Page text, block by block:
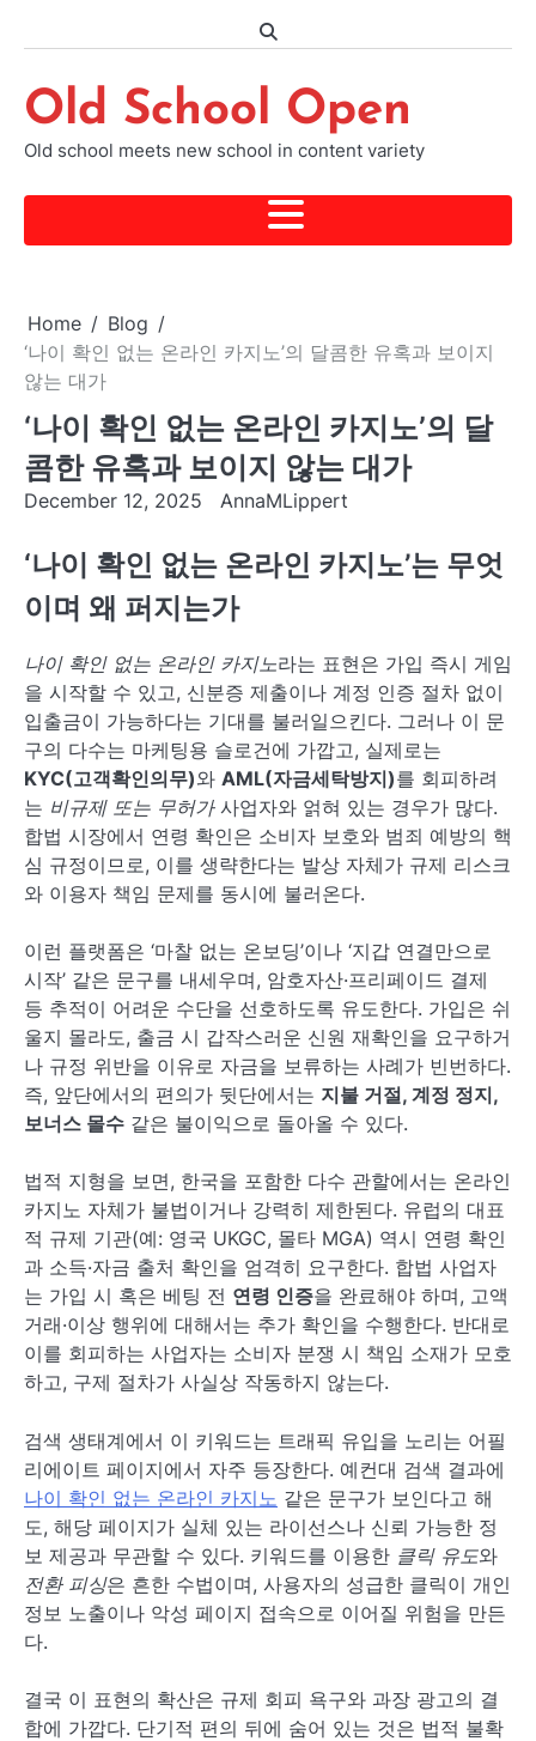
Old School Open
Old school meets new school in content variety
Home
Blog
‘나이 확인 없는 온라인 카지노’의 달콤한 유혹과 보이지
않는 대가
‘나이 확인 없는 온라인 카지노’의 달
콤한 유혹과 보이지 않는 대가
December 12, 2025 AnnaMLippert
‘나이 확인 없는 온라인 카지노’는 무엇
이며 왜 퍼지는가
나이 확인 없는 온라인 카지노라는 표현은 가입 즉시 게임
을 시작할 수 있고, 신분증 제출이나 계정 인증 절차 없이
입출금이 가능하다는 기대를 불러일으킨다. 그러나 이 문
구의 다수는 마케팅용 슬로건에 가깝고, 실제로는
KYC(고객확인의무)와 AML(자금세탁방지)를 회피하려
는 비규제 또는 무허가사업자와 얽혀 있는 경우가 많다.
합법 시장에서 연령 확인은 소비자 보호와 범죄 예방의 핵
심 규정이므로, 이를 생략한다는 발상 자체가 규제 리스크
와 이용자 책임 문제를 동시에 불러온다.
이런 플랫폼은 ‘마찰 없는 온보딩’이나 ‘지갑 연결만으로
시작’ 같은 문구를 내세우며, 암호자산·프리페이드 결제
등 추적이 어려운 수단을 선호하도록 유도한다. 가입은 쉬
울지 몰라도, 출금 시 갑작스러운 신원 재확인을 요구하거
나 규정 위반을 이유로 자금을 보류하는 사례가 빈번하다.
즉, 앞단에서의 편의가 뒷단에서는 지불 거절, 계정 정지,
보너스 몰수 같은 불이익으로 돌아올 수 있다.
법적 지형을 보면, 한국을 포함한 다수 관할에서는 온라인
카지노 자체가 불법이거나 강력히 제한된다. 유럽의 대표
적 규제 기관(예: 영국 UKGC, 몰타 MGA) 역시 연령 확인
과 소득·자금 출처 확인을 엄격히 요구한다. 합법 사업자
는 가입 시 혹은 베팅 전 연령 인증을 완료해야 하며, 고액
거래·이상 행위에 대해서는 추가 확인을 수행한다. 반대로
이를 회피하는 사업자는 소비자 분쟁 시 책임 소재가 모호
하고, 구제 절차가 사실상 작동하지 않는다.
검색 생태계에서 이 키워드는 트래픽 유입을 노리는 어필
리에이트 페이지에서 자주 등장한다. 예컨대 검색 결과에
나이 확인 없는 온라인 카지노 같은 문구가 보인다고 해
도, 해당 페이지가 실체 있는 라이선스나 신뢰 가능한 정
보 제공과 무관할 수 있다. 키워드를 이용한 클릭 유도와
전환 피싱은 흔한 수법이며, 사용자의 성급한 클릭이 개인
정보 노출이나 악성 페이지 접속으로 이어질 위험을 만든
다.
결국 이 표현의 확산은 규제 회피 욕구와 과장 광고의 결
합에 가깝다. 단기적 편의 뒤에 숨어 있는 것은 법적 불확